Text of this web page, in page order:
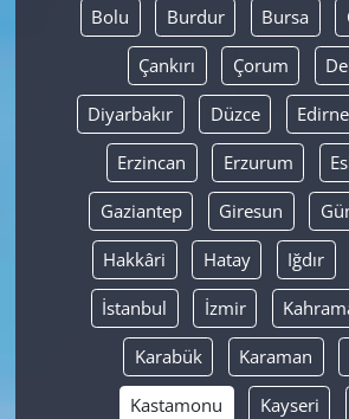
Bolu Burdur Bursa
Çankırı Çorum
Diyarbakır Düzce Edirne
Erzincan Erzurum
Gaziantep Giresun
Hakkâri Hatay Iğdır
İstanbul İzmir
Karabük Karaman
Kastamonu Kayseri